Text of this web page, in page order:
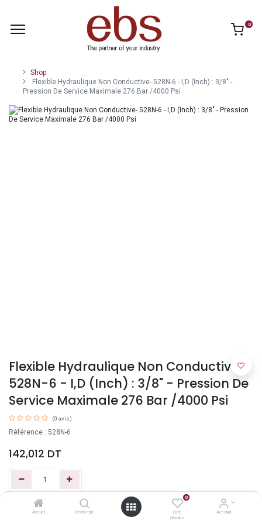
Accueil Recherche
0
Liste
d'envies
Account
0
Shop
Flexible Hydraulique Non Conductive- 528N-6 - I,D (Inch) : 3/8" -
Pression De Service Maximale 276 Bar /4000 Psi
Flexible Hydraulique Non Conductive-
528N-6 - I,D (Inch) : 3/8" - Pression De
Service Maximale 276 Bar /4000 Psi
(0 avis)
Référence : 528N-6
142,012 DT
Ajouter au panier